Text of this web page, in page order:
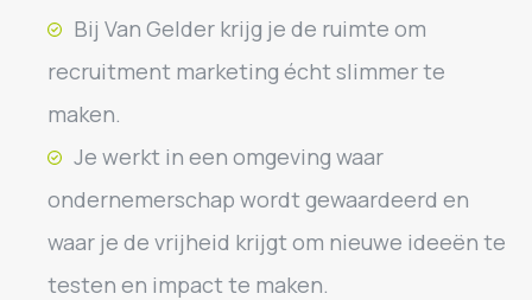
Bij Van Gelder krijg je de ruimte om
recruitment marketing écht slimmer te
maken.
Je werkt in een omgeving waar
ondernemerschap wordt gewaardeerd en
waar je de vrijheid krijgt om nieuwe ideeën te
testen en impact te maken.